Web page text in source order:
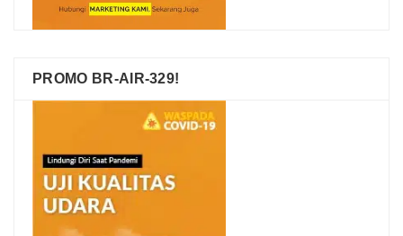
PROMO BR-AIR-329!